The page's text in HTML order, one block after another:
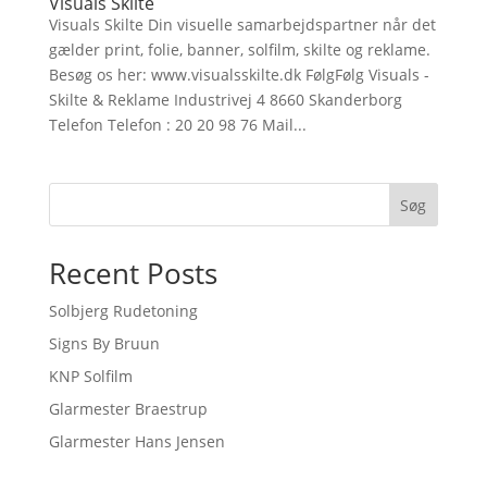
Visuals Skilte Din visuelle samarbejdspartner når det
gælder print, folie, banner, solfilm, skilte og reklame.
Besøg os her: www.visualsskilte.dk FølgFølg Visuals -
Skilte & Reklame Industrivej 4 8660 Skanderborg
Telefon Telefon : 20 20 98 76 Mail...
Søg
Recent Posts
Solbjerg Rudetoning
Signs By Bruun
KNP Solfilm
Glarmester Braestrup
Glarmester Hans Jensen